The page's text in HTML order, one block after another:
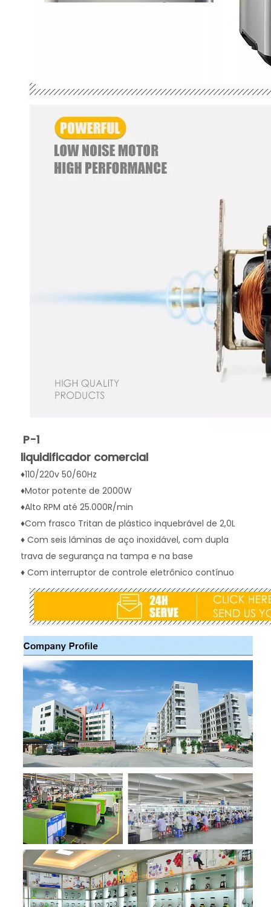
P-1
liquidificador comercial
♦110/220v 50/60Hz
♦Motor potente de 2000W
♦Alto RPM até 25.000R/min
♦Com frasco Tritan de plástico inquebrável de 2,0L
♦ Com seis lâminas de aço inoxidável, com dupla
trava de segurança na tampa e na base
♦ Com interruptor de controle eletrônico contínuo